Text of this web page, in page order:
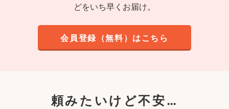
どをいち早くお届け。
会員登録（無料）はこちら
頼みたいけど不安…